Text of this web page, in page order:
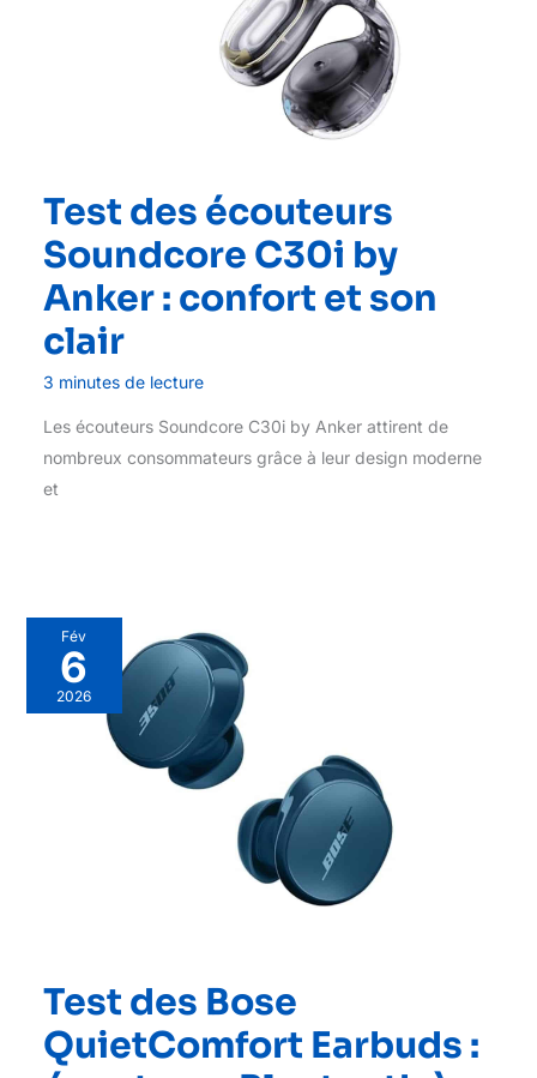
Test des écouteurs
Soundcore C30i by
Anker : confort et son
clair
3 minutes de lecture
Les écouteurs Soundcore C30i by Anker attirent de
nombreux consommateurs grâce à leur design moderne
et
Fév
6
2026
Test des Bose
QuietComfort Earbuds :